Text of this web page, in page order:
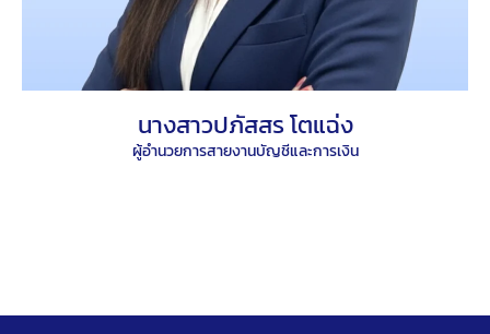
นางสาวปภัสสร โตแฉ่ง
ผู้อำนวยการสายงานบัญชีและการเงิน